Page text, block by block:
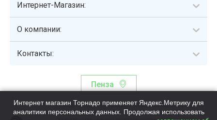
Интернет-Магазин:
О компании:
Контакты:
Пенза
Торнадо - интернет-гипермаркет, осуществляющий сборку,
выдачу и доставку готовых наборов продуктов питания.
Интернет магазин Торнадо применяет Яндекс.Метрику для
аналитики персональных данных. Продолжая использовать